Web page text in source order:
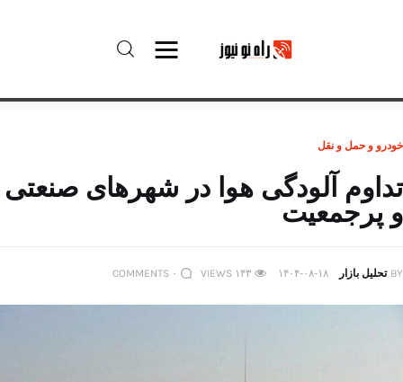
درباره راه‌ نو نیوز
ارتباط با راه‌ نو نیوز
حفظ حریم شخصی
خودرو و حمل و نقل
تداوم آلودگی هوا در شهرهای صنعتی
و پرجمعیت
BY تحلیل بازار ۱۴۰۴-۰۸-۱۸ ۱۴۳ VIEWS ۰ COMMENTS